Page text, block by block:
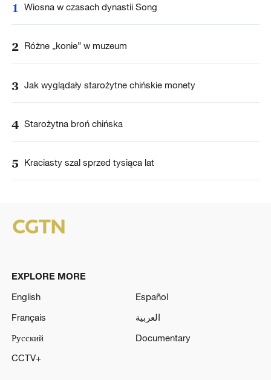
1 Wiosna w czasach dynastii Song
2 Różne „konie” w muzeum
3 Jak wyglądały starożytne chińskie monety
4 Starożytna broń chińska
5 Kraciasty szal sprzed tysiąca lat
EXPLORE MORE
English
Español
Français
العربية
Русский
Documentary
CCTV+